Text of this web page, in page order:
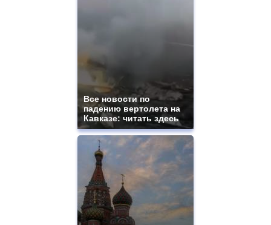
Все новости по
падению вертолета на
Кавказе: читать здесь